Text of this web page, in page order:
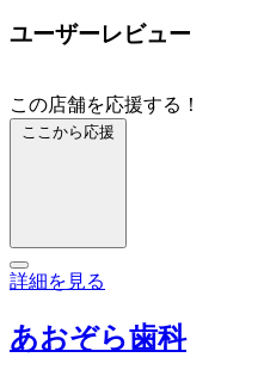
ユーザーレビュー
この店舗を応援する！
ここから応援
詳細を見る
あおぞら歯科